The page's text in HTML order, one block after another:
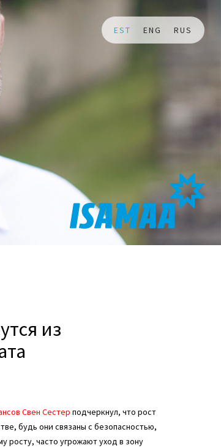
EST ENG RUS
из
Свен Сестер подчеркнул, что рост
будь они связаны с безопасностью,
часто угрожают уход в зону